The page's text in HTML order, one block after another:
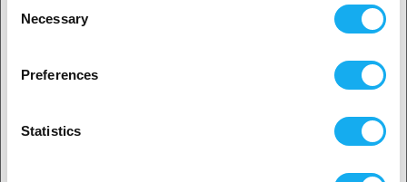
Selection
Necessary
Preferences
Statistics
kosten- und zeitsparende Produktion von großen Bauteilen bei
Oberflächenqualität. Bringe Deine Designs und Projekte auf PRO-
Niveau mit einem Filament, das hervorragende Leistung,
Materialeigenschaften